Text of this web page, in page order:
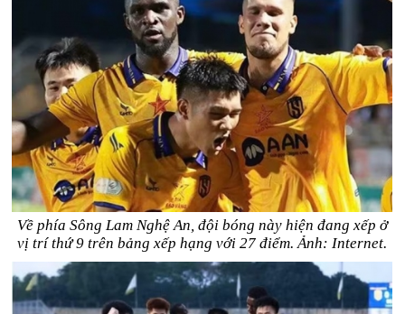
Về phía Sông Lam Nghệ An, đội bóng này hiện đang xếp ở
vị trí thứ 9 trên bảng xếp hạng với 27 điểm. Ảnh: Internet.